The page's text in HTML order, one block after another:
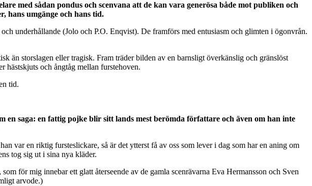
med sådan pondus och scenvana att de kan vara generösa både mot publiken och
hans umgänge och hans tid.
underhållande (Jolo och P.O. Enqvist). De framförs med entusiasm och glimten i ögonvrån.
än storslagen eller tragisk. Fram träder bilden av en barnsligt överkänslig och gränslöst
hästskjuts och ångtåg mellan furstehoven.
tid.
en saga: en fattig pojke blir sitt lands mest berömda författare och även om han inte
var en riktig fursteslickare, så är det ytterst få av oss som lever i dag som har en aning om
tog sig ut i sina nya kläder.
för mig innebar ett glatt återseende av de gamla scenrävarna Eva Hermansson och Sven
arvode.)